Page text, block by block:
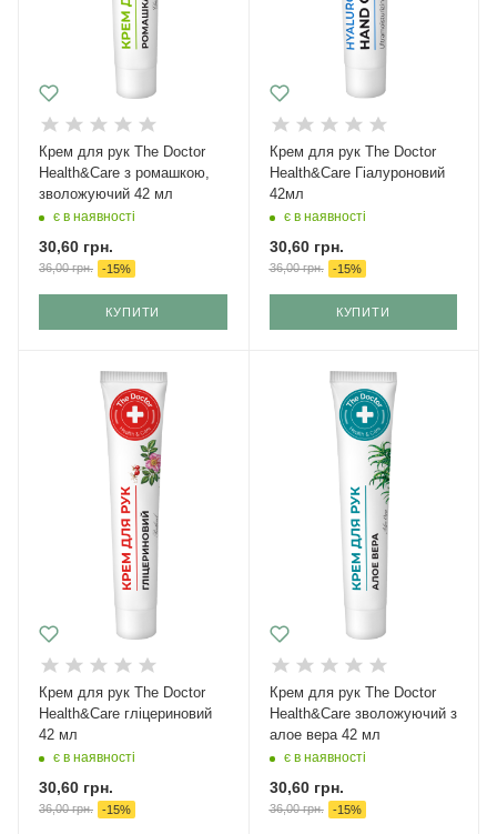
Крем для рук The Doctor
Health&Care з ромашкою,
зволожуючий 42 мл
є в наявності
30,60 грн.
36,00грн. -15%
КУПИТИ
Крем для рук The Doctor
Health&Care Гіалуроновий
42мл
є в наявності
30,60грн.
36,00грн. -15%
КУПИТИ
Крем для рук The Doctor
Health&Care гліцериновий
42 мл
є в наявності
30,60 грн.
36,00грн. -15%
Крем для рук The Doctor
Health&Care зволожуючий з
алое вера 42 мл
є в наявності
30,60грн.
36,00грн. -15%